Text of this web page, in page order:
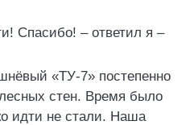
Спасибо! – ответил я –
«ТУ-7» постепенно
стен. Время было
идти не стали. Наша